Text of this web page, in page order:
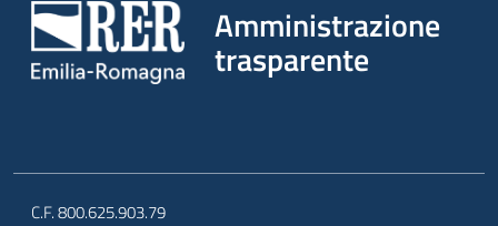
Amministrazione
trasparente
C.F. 800.625.903.79